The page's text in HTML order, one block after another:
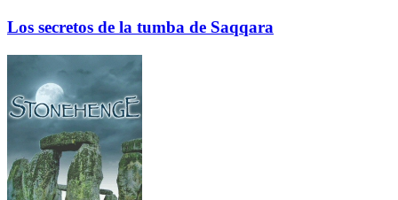
Los secretos de la tumba de Saqqara